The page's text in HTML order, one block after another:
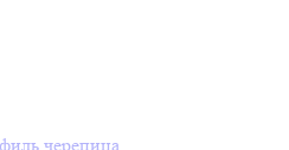
черепица